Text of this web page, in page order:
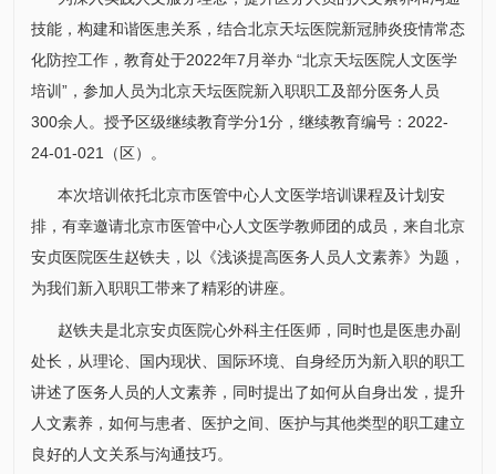
技能，构建和谐医患关系，结合北京天坛医院新冠肺炎疫情常态
化防控工作， 教育处于2022年7月举办 “北京天坛医院人文医学
培训”，参加人员为北京天坛医院新入职职工及部分医务人员
300余人。授予区级继续教育学分1分，继续教育编号：2022-
24-01-021（区）。
本次培训依托北京市医管中心人文医学培训课程及计划安
排，有幸邀请北京市医管中心人文医学教师团的成员，来自北京
安贞医院医生赵铁夫，以《浅谈提高医务人员人文素养》为题，
为我们新入职职工带来了精彩的讲座。
赵铁夫是北京安贞医院心外科主任医师，同时也是医患办副
处长，从理论、国内现状、国际环境、自身经历为新入职的职工
讲述了医务人员的人文素养，同时提出了如何从自身出发，提升
人文素养，如何与患者、医护之间、医护与其他类型的职工建立
良好的人文关系与沟通技巧。